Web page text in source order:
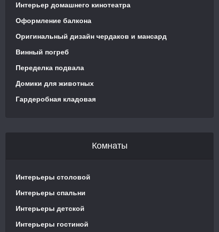
Интерьер домашнего кинотеатра
Оформление балкона
Оригинальный дизайн чердаков и мансард
Винный погреб
Переделка подвала
Домики для животных
Гардеробная кладовая
Комнаты
Интерьеры столовой
Интерьеры спальни
Интерьеры детской
Интерьеры гостиной